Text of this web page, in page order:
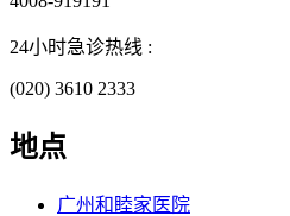
24小时急诊热线 :
(020) 3610 2333
地点
广州和睦家医院